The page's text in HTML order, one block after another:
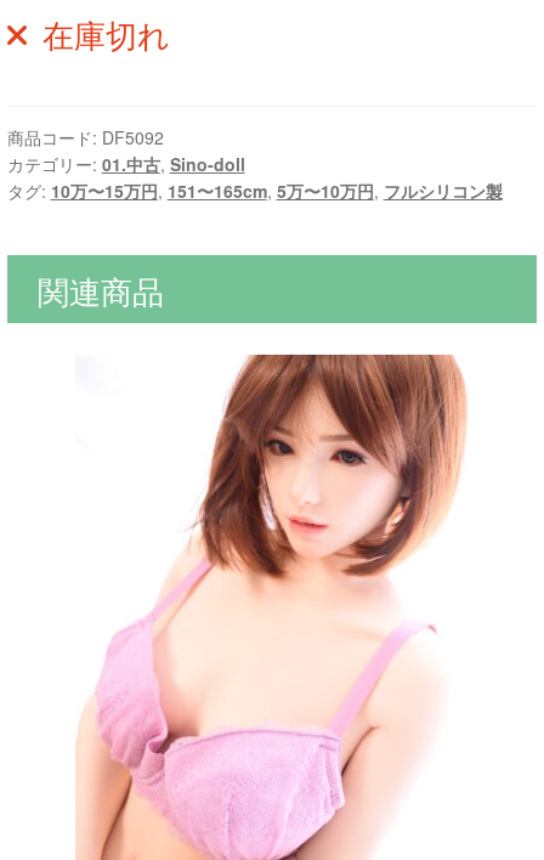
在庫切れ
商品コード: DF5092
カテゴリー: 01.中古, Sino-doll
タグ: 10万〜15万円, 151〜165cm, 5万〜10万円, フルシリコン製
関連商品